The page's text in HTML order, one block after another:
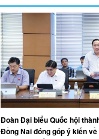
Đoàn Đại biểu Quốc hội
Đồng Nai đóng góp ý kiến